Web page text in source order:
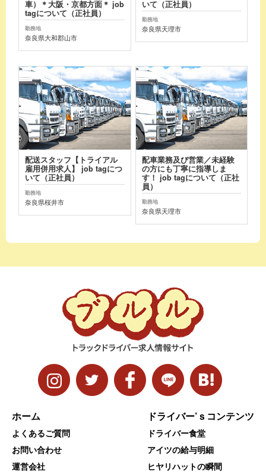
車）＊大阪・京都方面＊ job
tagについて（正社員）
勤務地
奈良県大和郡山市
いて（正社員）
勤務地
奈良県天理市
配送スタッフ【トライアル
雇用併用求人】 job tagにつ
いて（正社員）
勤務地
奈良県桜井市
配車業務及び営業／未経験
の方にも丁寧に指導しま
す！ job tagについて（正社
員）
勤務地
奈良県天理市
ホーム
よくあるご質問
お問い合わせ
運営会社
ドライバー’ｓコンテンツ
ドライバー食堂
アイツの給与明細
ヒヤリハットの瞬間